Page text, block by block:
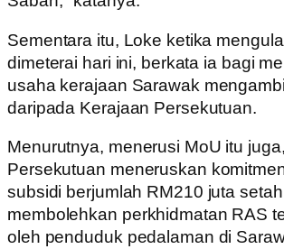
Sementara itu, Loke ketika
dimeterai hari ini, berkata ia bagi
usaha kerajaan Sarawak
daripada Kerajaan Persekutuan.
Menurutnya, menerusi MoU itu
Persekutuan meneruskan
subsidi berjumlah RM210 juta
membolehkan perkhidmatan RAS
oleh penduduk pedalaman di